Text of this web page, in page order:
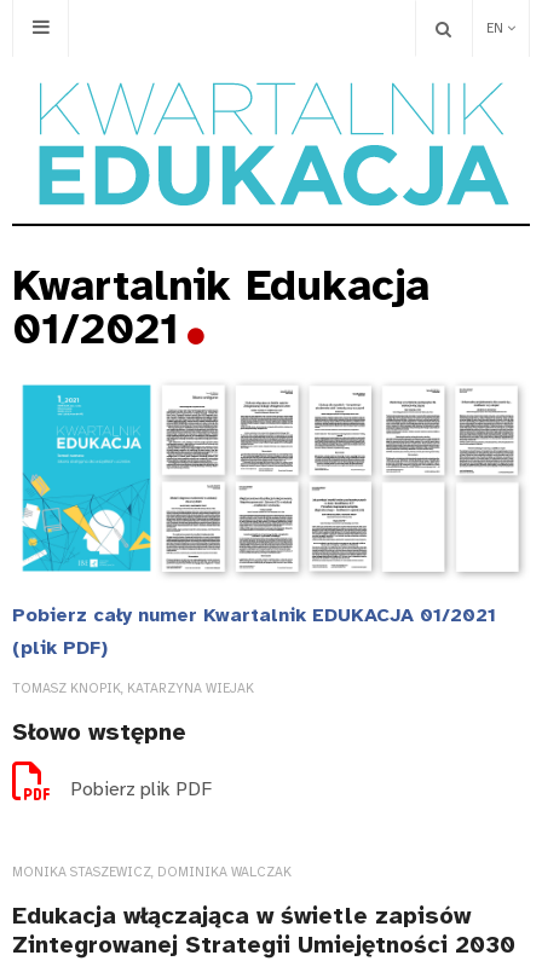
EN
Kwartalnik Edukacja
01/2021
Pobierz cały numer Kwartalnik EDUKACJA 01/2021
(plik PDF)
TOMASZ KNOPIK, KATARZYNA WIEJAK
Słowo wstępne
Pobierz plik PDF
MONIKA STASZEWICZ, DOMINIKA WALCZAK
Edukacja włączająca w świetle zapisów
Zintegrowanej Strategii Umiejętności 2030